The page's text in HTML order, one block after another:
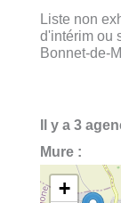
Liste non
d'intérim ou
Bonnet-de-
Il y a 3
Mure :
+